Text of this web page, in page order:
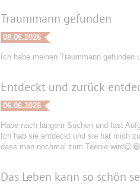
Traummann gefunden
08.06.2026
Ich habe meinen Traummann
Entdeckt und zurück
06.06.2026
Habe nach langem Suchen und fast
Ich hab sie entdeckt und sie hat mich
dass man nochmal zum Teenie
Das Leben kann so schön